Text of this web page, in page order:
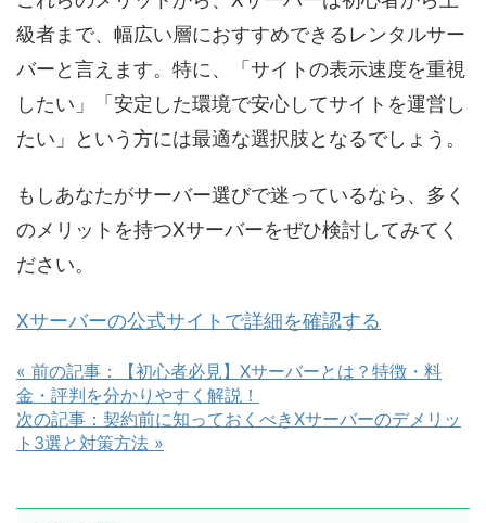
級者まで、幅広い層におすすめできるレンタルサー
バーと言えます。特に、「サイトの表示速度を重視
したい」「安定した環境で安心してサイトを運営し
たい」という方には最適な選択肢となるでしょう。
もしあなたがサーバー選びで迷っているなら、多く
のメリットを持つXサーバーをぜひ検討してみてく
ださい。
Xサーバーの公式サイトで詳細を確認する
« 前の記事：【初心者必見】Xサーバーとは？特徴・料
金・評判を分かりやすく解説！
次の記事：契約前に知っておくべきXサーバーのデメリッ
ト3選と対策方法 »